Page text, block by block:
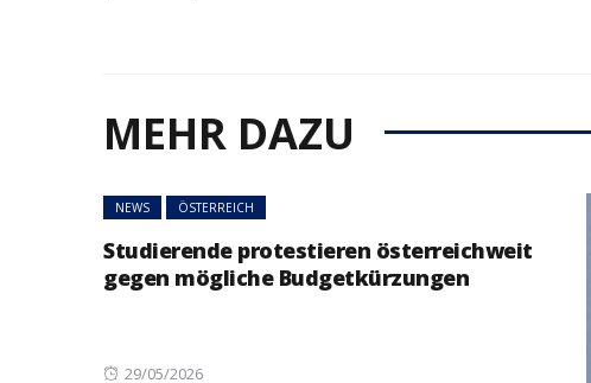
MEHR DAZU
NEWS ÖSTERREICH
Studierende protestieren österreichweit
gegen mögliche Budgetkürzungen
Posted
29/05/2026